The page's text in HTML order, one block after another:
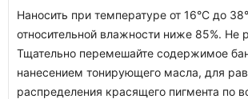
Наносить при температуре от 16°С до
относительной влажности ниже 85%. Не
Тщательно перемешайте содержимое
нанесением тонирующего масла, для
распределения красящего пигмента по